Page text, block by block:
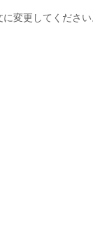
変更してください